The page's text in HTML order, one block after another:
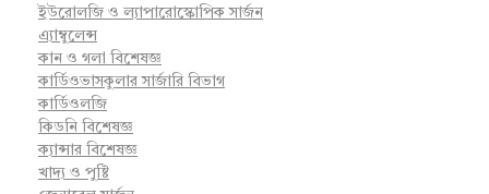
ইউরোলজি ও ল্যাপারোস্কোপিক সার্জন
এ্যাম্বুলেন্স
কান ও গলা বিশেষজ্ঞ
কার্ডিওভাসকুলার সার্জারি বিভাগ
কার্ডিওলজি
কিডনি বিশেষজ্ঞ
ক্যান্সার বিশেষজ্ঞ
খাদ্য ও পুষ্টি